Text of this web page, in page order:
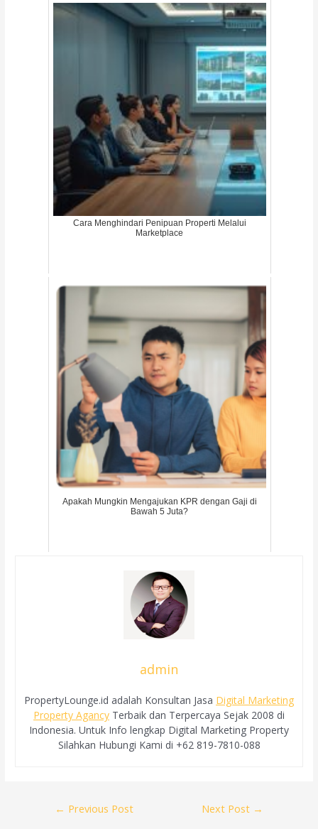
Cara Menghindari Penipuan Properti Melalui
Marketplace
Apakah Mungkin Mengajukan KPR dengan Gaji di
Bawah 5 Juta?
admin
PropertyLounge.id adalah Konsultan Jasa Digital Marketing
Property Agancy Terbaik dan Terpercaya Sejak 2008 di
Indonesia. Untuk Info lengkap Digital Marketing Property
Silahkan Hubungi Kami di +62 819-7810-088
← Previous Post Next Post →